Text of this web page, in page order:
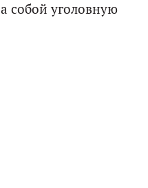
собой уголовную